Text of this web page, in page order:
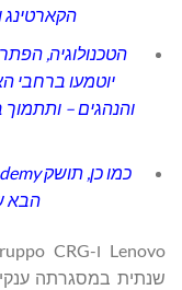
הטכנולוגיה,
יוטמעו ברחבי
והנהגים – ותתמוך
כמו כן, תושק
הבא
שנתית במסגרתה